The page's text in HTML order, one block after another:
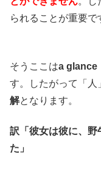
られることが重要で
そうここはa glance
す。したがって「人
解となります。
訳「彼女は彼に、野
た」